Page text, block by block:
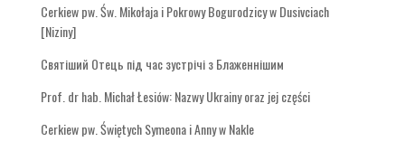
Cerkiew pw. Św. Mikołaja i Pokrowy Bogurodzicy w Dusivciach
[Niziny]
Святіший Отець під час зустрічі з Блаженнішим
Prof. dr hab. Michał Łesiów: Nazwy Ukrainy oraz jej części
Cerkiew pw. Świętych Symeona i Anny w Nakle